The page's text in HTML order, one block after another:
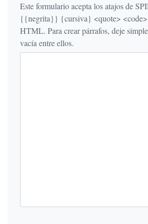
Este formulario acepta los atajos de
{{negrita}} {cursiva} <quote> <code> y el código
HTML. Para crear párrafos, deje
vacía entre ellos.